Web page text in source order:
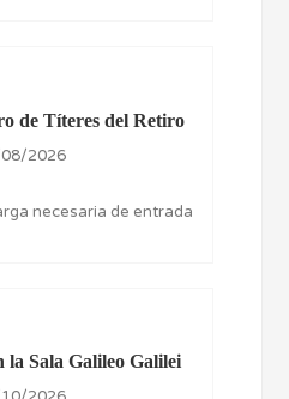
de Títeres del Retiro
2026
necesaria de entrada
la Sala Galileo Galilei